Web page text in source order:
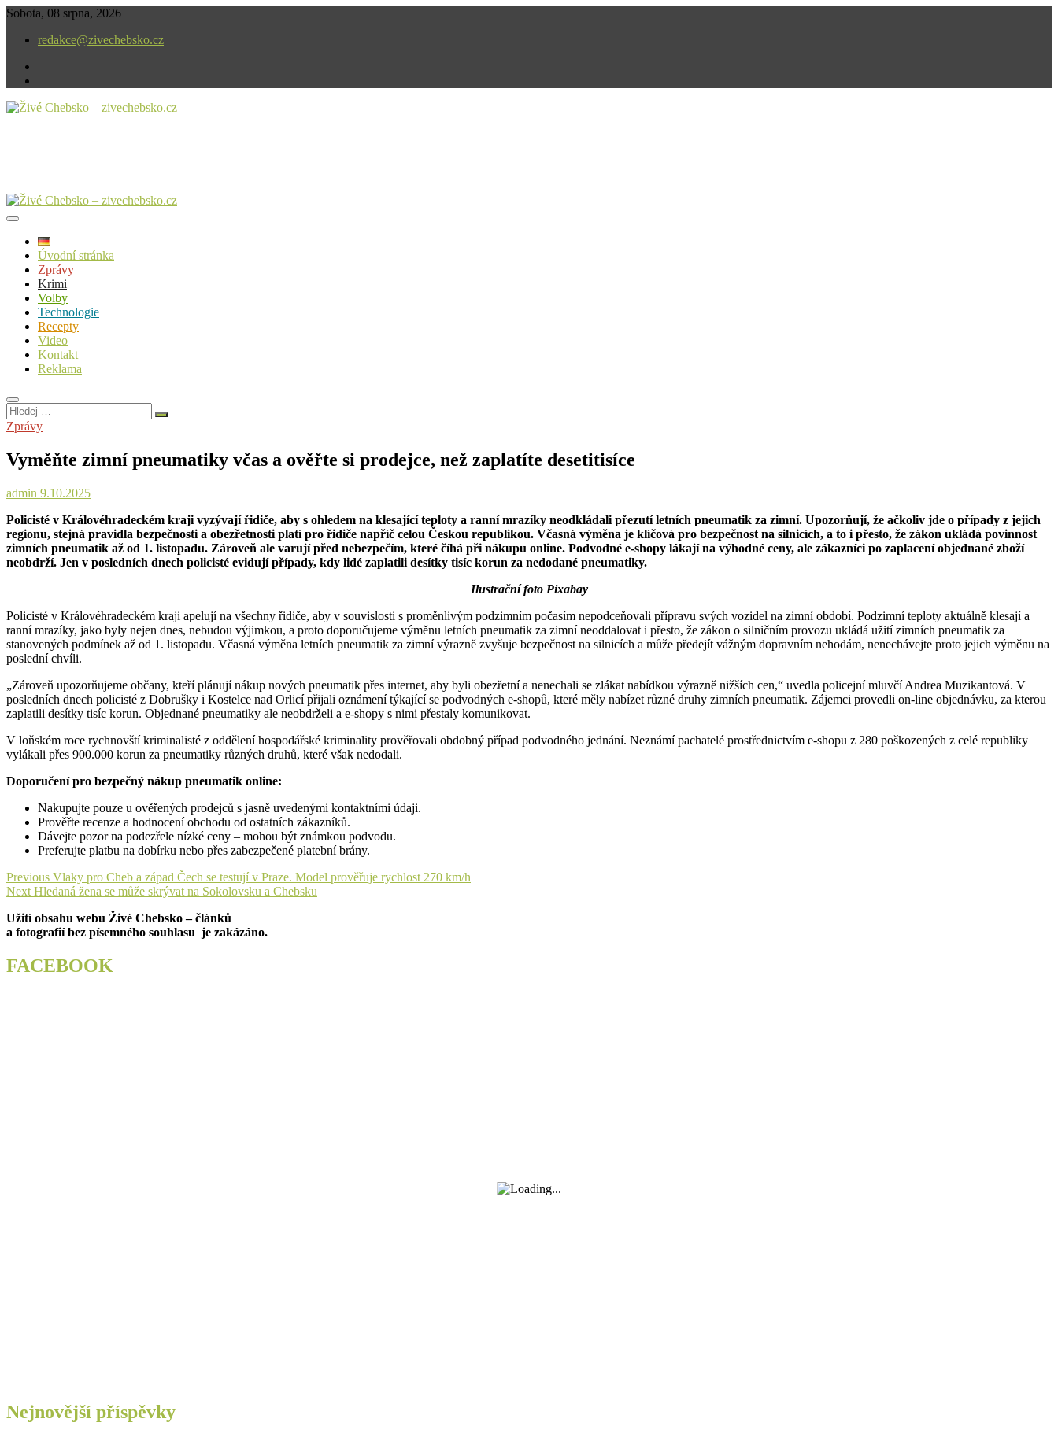
Skip
content
Sobota, 08 srpna, 2026
redakce@zivechebsko.cz
Úvodní stránka
Zprávy
Krimi
Volby
Technologie
Recepty
Video
Kontakt
Reklama
Hledej
…
Zprávy
Vyměňte zimní pneumatiky včas a ověřte si prodejce, než zaplatíte desetitisíce
admin 9.10.2025
Policisté v Královéhradeckém kraji vyzývají řidiče, aby s ohledem na klesající teploty a ranní mrazíky neodkládali přezutí letních pneumatik za zimní. Upozorňují, že ačkoliv jde o případy z jejich
regionu, stejná pravidla bezpečnosti a obezřetnosti platí pro řidiče napříč celou Českou republikou. Včasná výměna je klíčová pro bezpečnost na silnicích, a to i přesto, že zákon ukládá povinnost
zimních pneumatik až od 1. listopadu. Zároveň ale varují před nebezpečím, které číhá při nákupu online. Podvodné e-shopy lákají na výhodné ceny, ale zákazníci po zaplacení objednané zboží
neobdrží. Jen v posledních dnech policisté evidují případy, kdy lidé zaplatili desítky tisíc korun za nedodané pneumatiky.
Ilustrační foto Pixabay
Policisté v Královéhradeckém kraji apelují na všechny řidiče, aby v souvislosti s proměnlivým podzimním počasím nepodceňovali přípravu svých vozidel na zimní období. Podzimní teploty aktuálně klesají a
ranní mrazíky, jako byly nejen dnes, nebudou výjimkou, a proto doporučujeme výměnu letních pneumatik za zimní neoddalovat i přesto, že zákon o silničním provozu ukládá užití zimních pneumatik za
stanovených podmínek až od 1. listopadu. Včasná výměna letních pneumatik za zimní výrazně zvyšuje bezpečnost na silnicích a může předejít vážným dopravním nehodám, nenechávejte proto jejich výměnu na
poslední chvíli.
„Zároveň upozorňujeme občany, kteří plánují nákup nových pneumatik přes internet, aby byli obezřetní a nenechali se zlákat nabídkou výrazně nižších cen,“ uvedla policejní mluvčí Andrea Muzikantová. V
posledních dnech policisté z Dobrušky i Kostelce nad Orlicí přijali oznámení týkající se podvodných e-shopů, které měly nabízet různé druhy zimních pneumatik. Zájemci provedli on-line objednávku, za kterou
zaplatili desítky tisíc korun. Objednané pneumatiky ale neobdrželi a e-shopy s nimi přestaly komunikovat.
V loňském roce rychnovští kriminalisté z oddělení hospodářské kriminality prověřovali obdobný případ podvodného jednání. Neznámí pachatelé prostřednictvím e-shopu z 280 poškozených z celé republiky
vylákali přes 900.000 korun za pneumatiky různých druhů, které však nedodali.
Doporučení pro bezpečný nákup pneumatik online:
Nakupujte pouze u ověřených prodejců s jasně uvedenými kontaktními údaji.
Prověřte recenze a hodnocení obchodu od ostatních zákazníků.
Dávejte pozor na podezřele nízké ceny – mohou být známkou podvodu.
Preferujte platbu na dobírku nebo přes zabezpečené platební brány.
Navigace
pro
příspěvek
Previous Previous
post:
Vlaky pro Cheb a západ Čech se testují v Praze. Model prověřuje rychlost 270 km/h
Next Next
Hledaná žena se může skrývat na Sokolovsku a Chebsku
Užití obsahu webu Živé Chebsko – článků
a fotografií bez písemného souhlasu je zakázáno.
FACEBOOK
Nejnovější příspěvky